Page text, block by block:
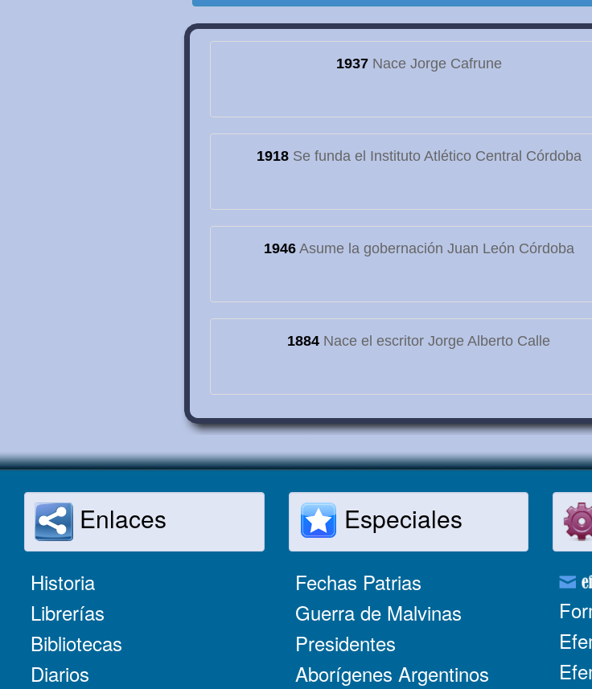
1937Nace Jorge Cafrune
1918Se funda el Instituto Atlético Central Córdoba
1946Asume la gobernación Juan León Córdoba
1884 Nace el escritor Jorge Alberto Calle
Enlaces
Historia
Librerías
Bibliotecas
Diarios
Especiales
Fechas Patrias
Guerra de Malvinas
Presidentes
Aborígenes Argentinos